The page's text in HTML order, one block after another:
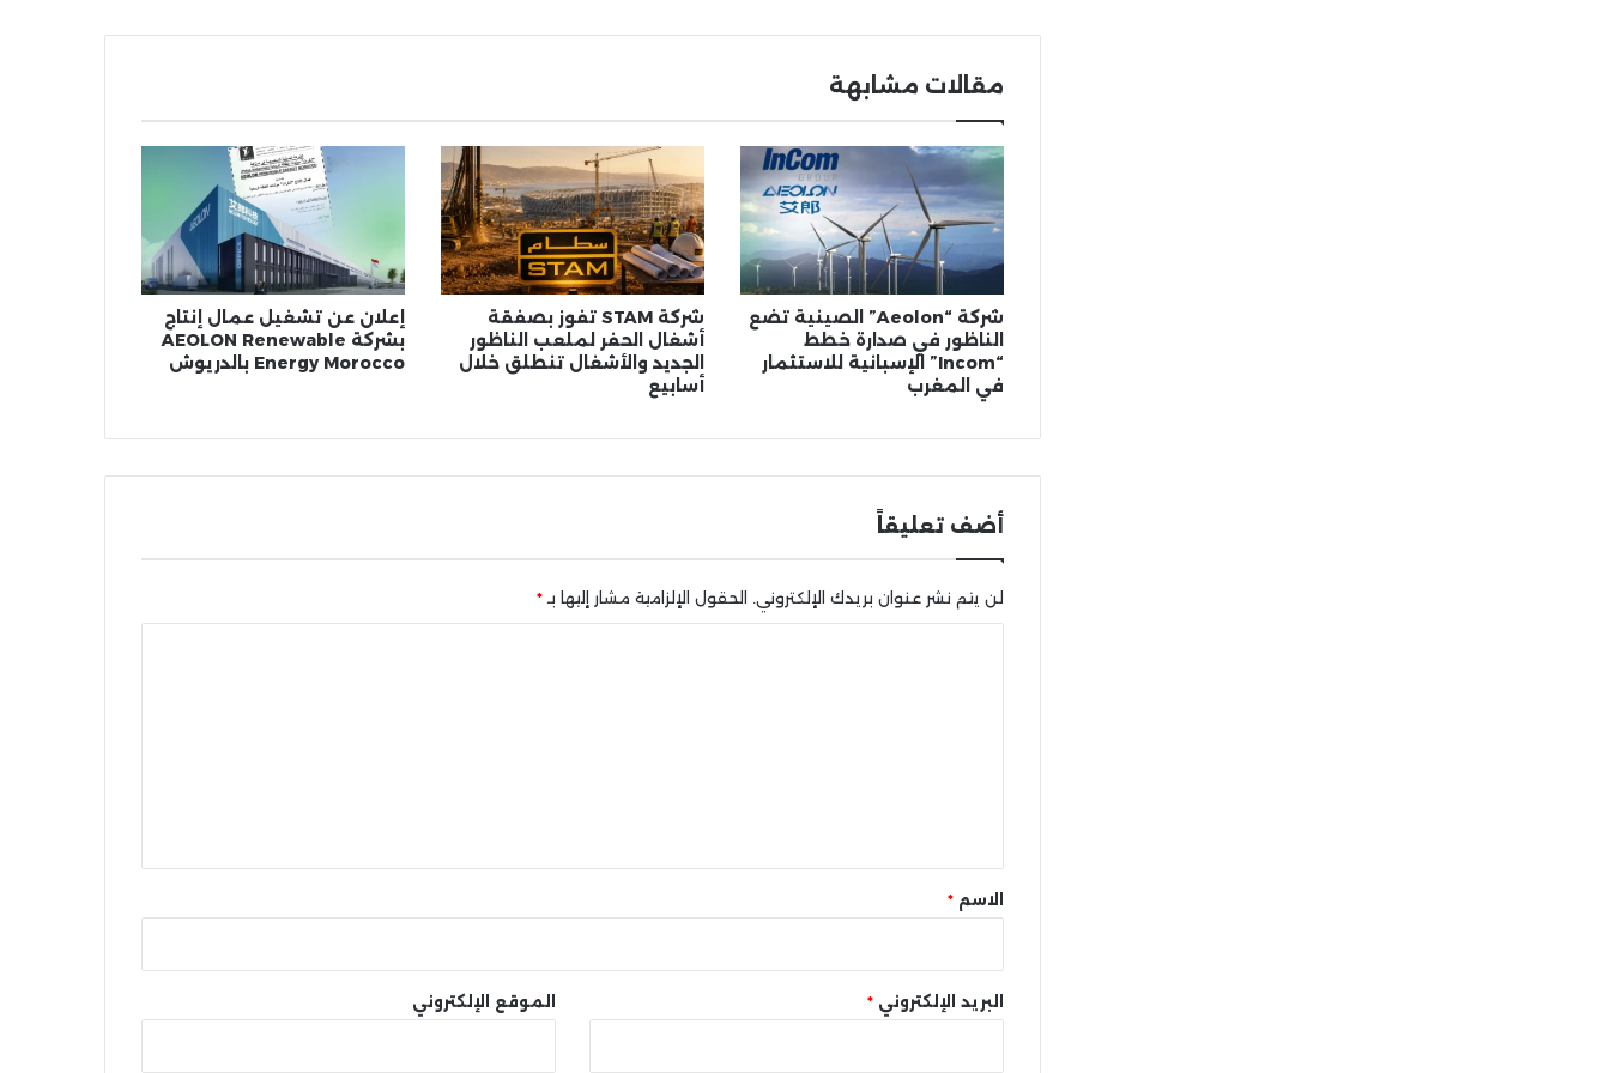
مقالات مشابهة
شركة “Aeolon” الصينية تضع
الناظور في صدارة خطط
“Incom” الإسبانية للاستثمار
في المغرب
شركة STAM تفوز بصفقة
أشغال الحفر لملعب الناظور
الجديد والأشغال تنطلق خلال
أسابيع
إعلان عن تشغيل عمال إنتاج
بشركة AEOLON Renewable
Energy Morocco بالدريوش
أضف تعليقاً
لن يتم نشر عنوان بريدك الإلكتروني. الحقول الإلزامية مشار إليها بـ *
* الاسم *
البريد الإلكتروني * الموقع الإلكتروني